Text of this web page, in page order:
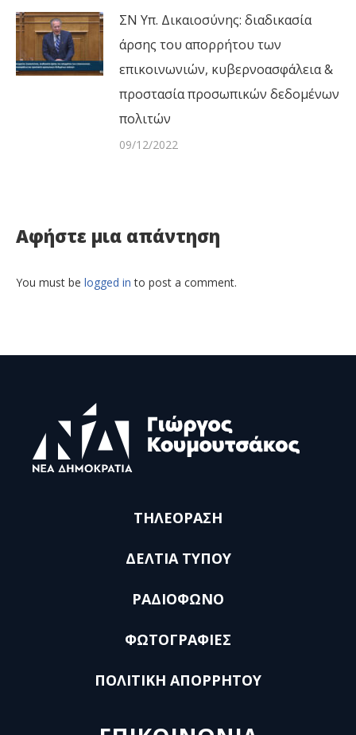
ΣΝ Υπ. Δικαιοσύνης: διαδικασία
άρσης του απορρήτου των
επικοινωνιών, κυβερνοασφάλεια &
προστασία προσωπικών δεδομένων
πολιτών
09/12/2022
Αφήστε μια απάντηση
You must be logged in to post a comment.
ΤΗΛΕΟΡΑΣΗ
ΔΕΛΤΙΑ ΤΥΠΟΥ
ΡΑΔΙΟΦΩΝΟ
ΦΩΤΟΓΡΑΦΙΕΣ
ΠΟΛΙΤΙΚΗ ΑΠΟΡΡΗΤΟΥ